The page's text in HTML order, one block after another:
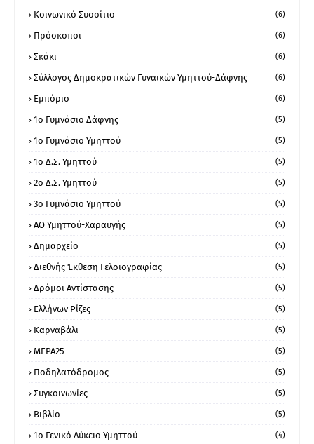
Κοινωνικό Συσσίτιο (6)
Πρόσκοποι (6)
Σκάκι (6)
Σύλλογος Δημοκρατικών Γυναικών Υμηττού-Δάφνης (6)
Εμπόριο (6)
1ο Γυμνάσιο Δάφνης (5)
1ο Γυμνάσιο Υμηττού (5)
1ο Δ.Σ. Υμηττού (5)
2ο Δ.Σ. Υμηττού (5)
3ο Γυμνάσιο Υμηττού (5)
ΑΟ Υμηττού-Χαραυγής (5)
Δημαρχείο (5)
Διεθνής Έκθεση Γελοιογραφίας (5)
Δρόμοι Αντίστασης (5)
Ελλήνων Ρίζες (5)
Καρναβάλι (5)
ΜΕΡΑ25 (5)
Ποδηλατόδρομος (5)
Συγκοινωνίες (5)
Βιβλίο (5)
1ο Γενικό Λύκειο Υμηττού (4)